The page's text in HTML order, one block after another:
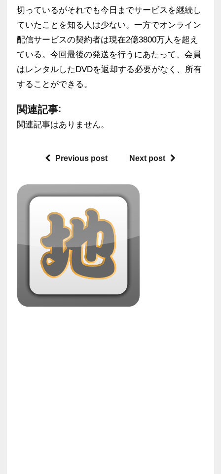
切っているがそれでも今日までサービスを継続し
ていたことを知る人は少ない。一方でオンライン
配信サービスの契約者は現在2億3800万人を超え
ている。今回最後の発送を行うにあたって、会員
はレンタルしたDVDを返却する必要がなく、所有
することができる。
関連記事:
関連記事はありません。
Previous post Next post